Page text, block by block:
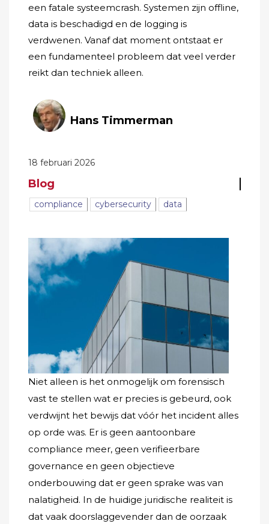
een fatale systeemcrash. Systemen zijn offline,
data is beschadigd en de logging is
verdwenen. Vanaf dat moment ontstaat er
een fundamenteel probleem dat veel verder
reikt dan techniek alleen.
Hans Timmerman
18 februari 2026
Blog
compliance cybersecurity data
Niet alleen is het onmogelijk om forensisch
vast te stellen wat er precies is gebeurd, ook
verdwijnt het bewijs dat vóór het incident alles
op orde was. Er is geen aantoonbare
compliance meer, geen verifieerbare
governance en geen objectieve
onderbouwing dat er geen sprake was van
nalatigheid. In de huidige juridische realiteit is
dat vaak doorslaggevender dan de oorzaak